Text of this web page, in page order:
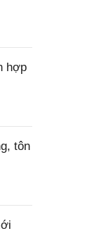
hợp
tôn